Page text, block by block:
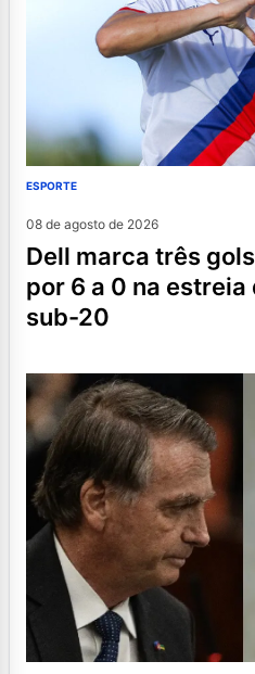
ESPORTE
08 de agosto de 2026
dell marca três gols e bahia goleia
por 6 a 0 na
sub-20